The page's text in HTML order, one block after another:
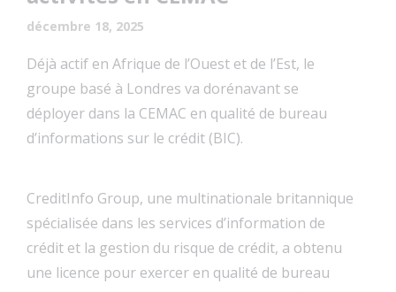
décembre 18, 2025
Déjà actif en Afrique de l’Ouest et de l’Est, le
groupe basé à Londres va dorénavant se
déployer dans la CEMAC en qualité de bureau
d’informations sur le crédit (BIC).
CreditInfo Group, une multinationale britannique
spécialisée dans les services d’information de
crédit et la gestion du risque de crédit, a obtenu
une licence pour exercer en qualité de bureau